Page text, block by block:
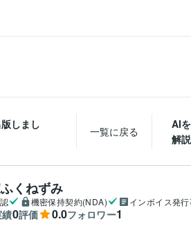
しまし
一覧に戻る
AI
解説
くねずみ
機密保持契約(NDA) インボイス発
0評価 0.0フォロワー1